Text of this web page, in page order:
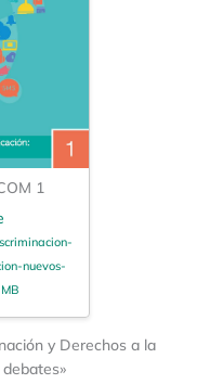
1
nuevos-
y Derechos a la